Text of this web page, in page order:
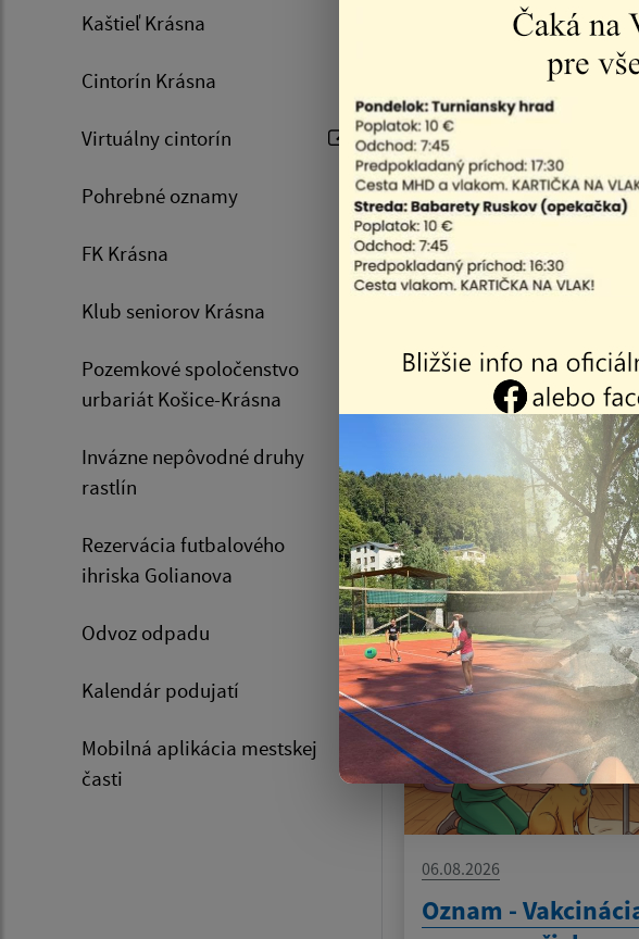
Kaštieľ Krásna
Cintorín Krásna
Virtuálny cintorín
Pohrebné oznamy
FK Krásna
Klub seniorov Krásna
Pozemkové spoločenstvo
urbariát Košice-Krásna
Invázne nepôvodné druhy
rastlín
Rezervácia futbalového
ihriska Golianova
Odvoz odpadu
Kalendár podujatí
Mobilná aplikácia mestskej
časti
Zoznam
06.08.2026
Oznam -